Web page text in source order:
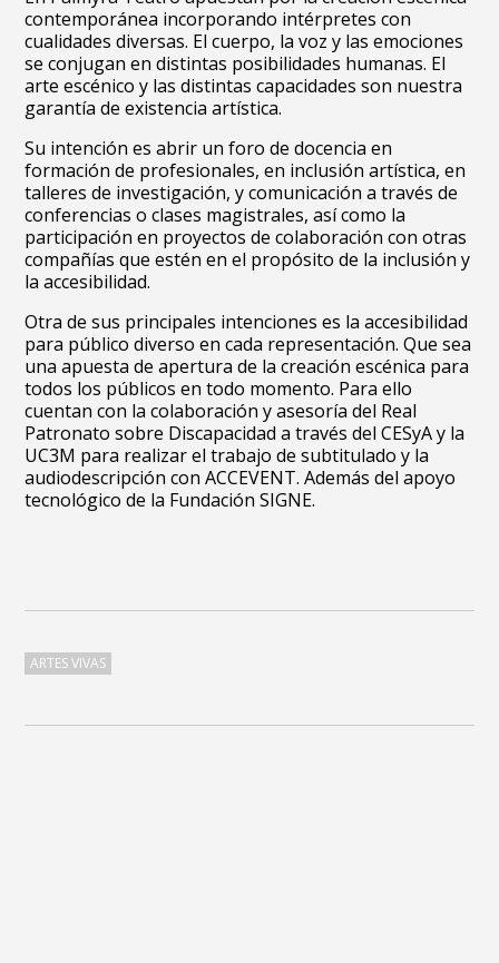
contemporánea incorporando intérpretes con
cualidades diversas. El cuerpo, la voz y las emociones
se conjugan en distintas posibilidades humanas. El
arte escénico y las distintas capacidades son nuestra
garantía de existencia artística.
Su intención es abrir un foro de docencia en
formación de profesionales, en inclusión artística, en
talleres de investigación, y comunicación a través de
conferencias o clases magistrales, así como la
participación en proyectos de colaboración con otras
compañías que estén en el propósito de la inclusión y
la accesibilidad.
Otra de sus principales intenciones es la accesibilidad
para público diverso en cada representación. Que sea
una apuesta de apertura de la creación escénica para
todos los públicos en todo momento. Para ello
cuentan con la colaboración y asesoría del Real
Patronato sobre Discapacidad a través del CESyA y la
UC3M para realizar el trabajo de subtitulado y la
audiodescripción con ACCEVENT. Además del apoyo
tecnológico de la Fundación SIGNE.
ARTES VIVAS